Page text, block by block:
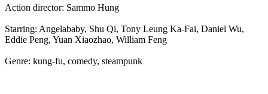
Action director: Sammo Hung
Starring: Angelababy, Shu Qi, Tony Leung Ka-Fai, Daniel Wu,
Eddie Peng, Yuan Xiaozhao, William Feng
Genre: kung-fu, comedy, steampunk